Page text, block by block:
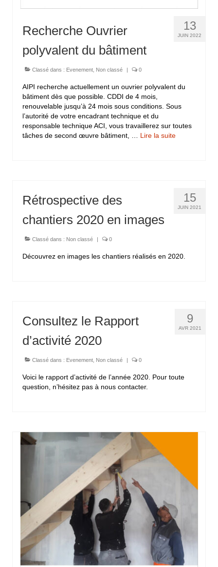
13
JUIN 2022
Recherche Ouvrier
polyvalent du bâtiment
Classé dans : Evenement Non classé | 0
AIPI recherche actuellement un ouvrier polyvalent du
bâtiment dès que possible. CDDI de 4 mois,
renouvelable jusqu’à 24 mois sous conditions. Sous
l’autorité de votre encadrant technique et du
responsable technique ACI, vous travaillerez sur toutes
tâches de second œuvre bâtiment, … Lire la suite­­
15
JUIN 2021
Rétrospective des
chantiers 2020 en images
Classé dans : Non classé | 0
Découvrez en images les chantiers réalisés en 2020.
9
AVR 2021
Consultez le Rapport
d’activité 2020
Classé dans : Evenement Non classé | 0
Voici le rapport d’activité de l’année 2020. Pour toute
question, n’hésitez pas à nous contacter.